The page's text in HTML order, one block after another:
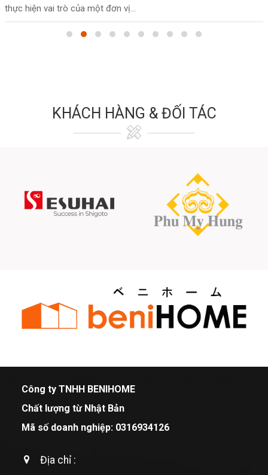
thực hiện vai trò của một đơn vị...
KHÁCH HÀNG & ĐỐI TÁC
Công ty TNHH BENIHOME
Chất lượng từ Nhật Bản
Mã số doanh nghiệp: 0316934126
Địa chỉ :